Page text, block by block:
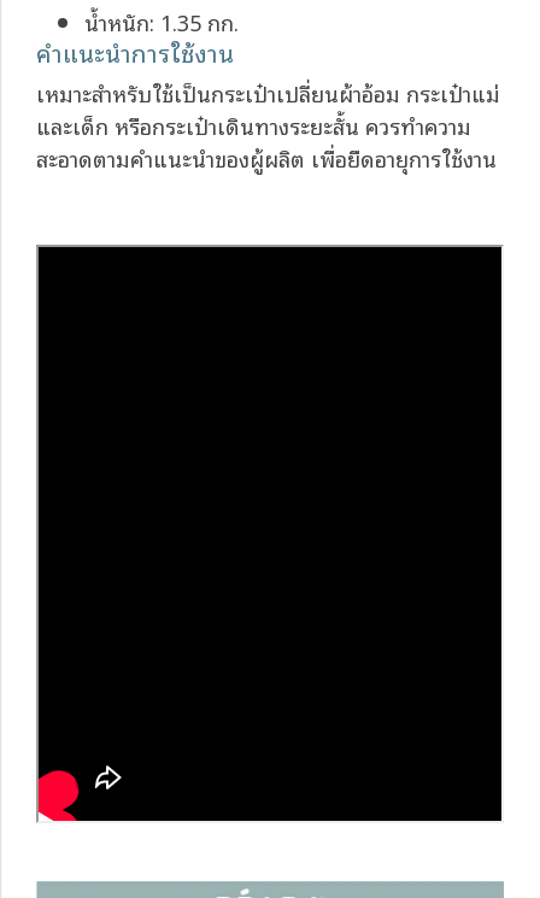
น้ำหนัก: 1.35 กก.
คำแนะนำการใช้งาน
เหมาะสำหรับใช้เป็นกระเป๋าเปลี่ยนผ้าอ้อม กระเป๋าแม่
และเด็ก หรือกระเป๋าเดินทางระยะสั้น ควรทำความ
สะอาดตามคำแนะนำของผู้ผลิต เพื่อยืดอายุการใช้งาน